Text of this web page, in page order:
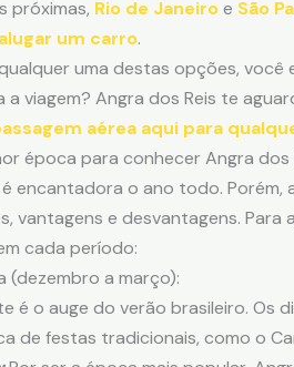
próximas, Rio de Janeiroe São
alugar um carro.
uma destas opções, você
viagem? Angra dos Reis te
aérea aqui para
época para conhecer Angra dos
é encantadora o ano todo.
vantagens e desvantagens. Para
cada período:
(dezembro a março):
é o auge do verão brasileiro. Os
de festas tradicionais, como o